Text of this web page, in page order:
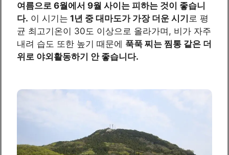
여름으로 6월에서 9월 사이는 피하는 것이 좋습니
다. 이 시기는 1년 중 대마도가 가장 더운 시기 로 평
균 최고기온이 30도 이상으로 올라가며, 비가 자주
내려 습도 또한 높기 때문에 푹푹 찌는 찜통 같은 더
위로 야외활동하기 안 좋습니다.